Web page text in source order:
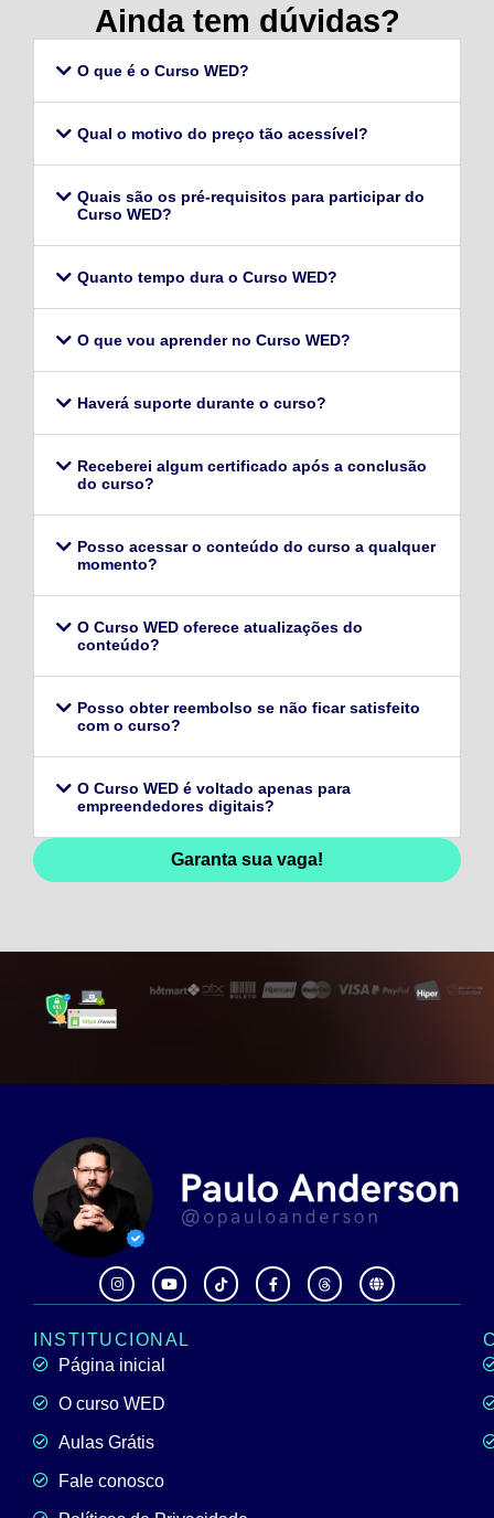
Ainda tem dúvidas?
O que é o Curso WED?
Qual o motivo do preço tão acessível?
Quais são os pré-requisitos para participar do
Curso WED?
Quanto tempo dura o Curso WED?
O que vou aprender no Curso WED?
Haverá suporte durante o curso?
Receberei algum certificado após a conclusão
do curso?
Posso acessar o conteúdo do curso a qualquer
momento?
O Curso WED oferece atualizações do
conteúdo?
Posso obter reembolso se não ficar satisfeito
com o curso?
O Curso WED é voltado apenas para
empreendedores digitais?
Garanta sua vaga!
INSTITUCIONAL
Página inicial
O curso WED
Aulas Grátis
Fale conosco